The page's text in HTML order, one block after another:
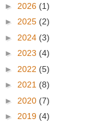
► 2026 (1)
► 2025 (2)
► 2024 (3)
► 2023 (4)
► 2022 (5)
► 2021 (8)
► 2020 (7)
► 2019 (4)